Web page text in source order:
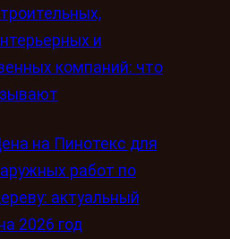
и
компаний: что
на Пинотекс для
работ по
актуальный
2026 год